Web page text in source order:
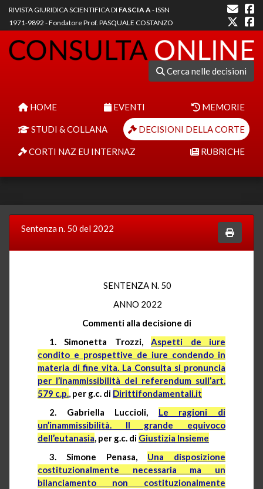
RIVISTA GIURIDICA SCIENTIFICA DI FASCIA A- ISSN
1971-9892 - Fondatore Prof. PASQUALE COSTANZO
Cerca nelle decisioni
HOME EVENTI MEMORIE
STUDI & COLLANA DECISIONI DELLA CORTE
CORTI NAZ EU INTERNAZ RUBRICHE
Sentenza n. 50 del 2022
SENTENZA N. 50
ANNO 2022
Commenti alla decisione di
1. Simonetta Trozzi,Aspetti de iure
condito e prospettive de iure condendo in
materia di fine vita. La Consulta si pronuncia
per l’inammissibilità del referendum sull’art.
579 c.p., per g.c. di Dirittifondamentali.it
2. Gabriella Luccioli, Le ragioni di
un’inammissibilità. Il grande equivoco
dell’eutanasia, per g.c. di Giustizia Insieme
3. Simone Penasa, Una disposizione
costituzionalmente necessaria ma un
bilanciamento non costituzionalmente